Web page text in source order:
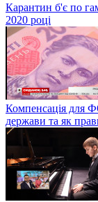
Карантин б'є по
2020 році
Компенсація для
держави та як